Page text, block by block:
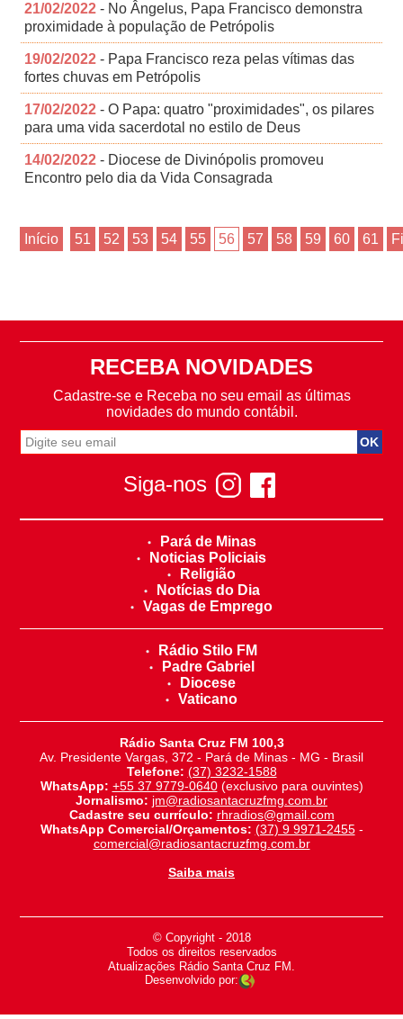
21/02/2022 - No Ângelus, Papa Francisco demonstra
proximidade à população de Petrópolis
19/02/2022 - Papa Francisco reza pelas vítimas das
fortes chuvas em Petrópolis
17/02/2022 - O Papa: quatro "proximidades", os pilares
para uma vida sacerdotal no estilo de Deus
14/02/2022 - Diocese de Divinópolis promoveu
Encontro pelo dia da Vida Consagrada
Início 51 52 53 54 55 56 57 58 59 60 61
RECEBA NOVIDADES
Cadastre-se e Receba no seu email as últimas
novidades do mundo contábil.
Siga-nos
Pará de Minas
Noticias Policiais
Religião
Notícias do Dia
Vagas de Emprego
Rádio Stilo FM
Padre Gabriel
Diocese
Vaticano
Rádio Santa Cruz FM 100,3
Av. Presidente Vargas, 372 - Pará de Minas - MG - Brasil
Telefone: (37) 3232-1588
WhatsApp: +55 37 9779-0640(exclusivo para ouvintes)
Jornalismo: jm@radiosantacruzfmg.com.br
Cadastre seu currículo: rhradios@gmail.com
WhatsApp Comercial/Orçamentos: (37) 9 9971-2455-
comercial@radiosantacruzfmg.com.br
Saiba mais
© Copyright - 2018
-
Todos os direitos reservados
-
Atualizações Rádio Santa Cruz FM.
Desenvolvido por: